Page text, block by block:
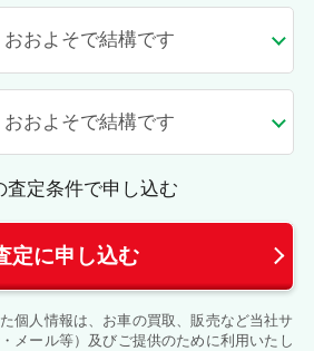
査定条件で申し込む
定に申し込む
個人情報は、お車の買取、販売など当社サ
メール等）及びご提供のために利用いたし